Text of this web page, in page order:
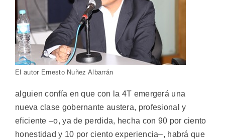
El autor Ernesto Nuñez Albarrán
alguien confía en que con la 4T emergerá una
nueva clase gobernante austera, profesional y
eficiente –o, ya de perdida, hecha con 90 por ciento
honestidad y 10 por ciento experiencia–, habrá que